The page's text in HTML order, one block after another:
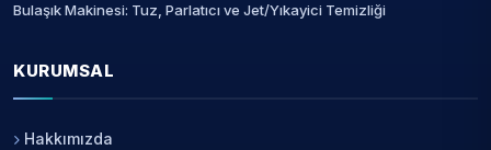
Bulaşık Makinesi: Tuz, Parlatıcı ve Jet/Yıkayici Temizliği
KURUMSAL
Hakkımızda